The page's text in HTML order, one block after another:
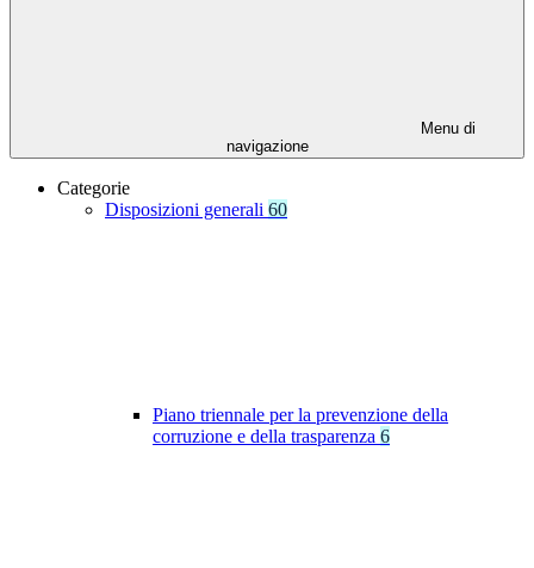
Menu di
navigazione
Categorie
Disposizioni generali 60
Piano triennale per la prevenzione della
corruzione e della trasparenza 6